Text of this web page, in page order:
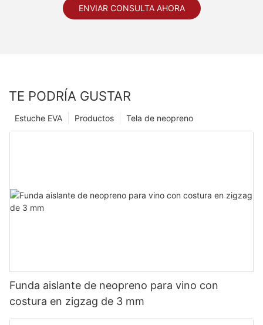
ENVIAR CONSULTA AHORA
TE PODRÍA GUSTAR
Tela de neopreno
Productos
Estuche EVA
Funda aislante de neopreno para vino con
costura en zigzag de 3 mm